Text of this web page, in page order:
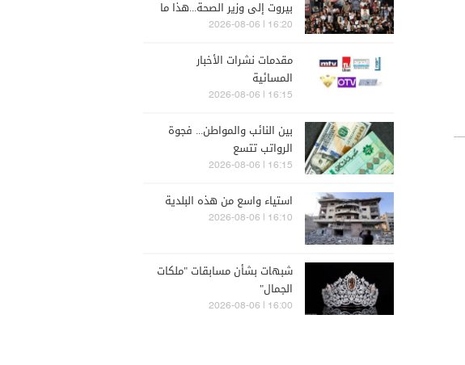
بيروت إلى وزير الصحة...هذا ما
جاء فيه!
16:20 | 2026-08-06
مقدمات نشرات الأخبار
المسائية
16:15 | 2026-08-06
بين النائب والمواطن... فجوة
الرواتب تتسع
16:15 | 2026-08-06
استياء واسع من هذه البلدية
16:10 | 2026-08-06
شبهات بشأن مسابقات "ملكات
الجمال"
16:00 | 2026-08-06